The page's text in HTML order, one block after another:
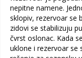
nepitne namene.
sklopiv, rezervoar se
zidovi se stabilizuju
čvrst oslonac. Kada
uklone i rezervoar se